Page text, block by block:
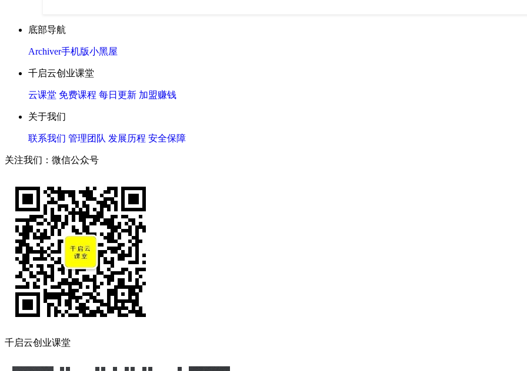
底部导航
Archiver手机版小黑屋
千启云创业课堂
云课堂 免费课程 每日更新 加盟赚钱
关于我们
联系我们 管理团队 发展历程 安全保障
关注我们：微信公众号
千启云创业课堂